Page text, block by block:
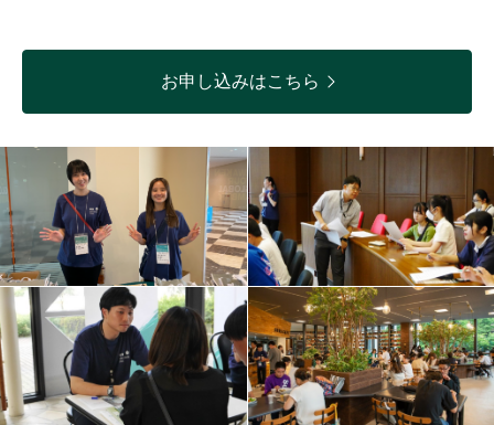
お申し込みはこちら